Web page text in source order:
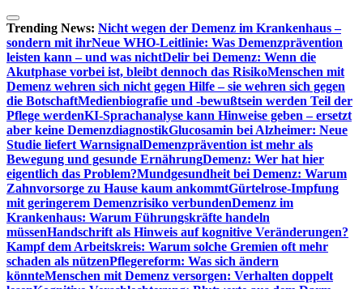
Zum
Inhalt
springen
Trending News: Nicht wegen der Demenz im Krankenhaus –
sondern mit ihrNeue WHO-Leitlinie: Was Demenzprävention
leisten kann – und was nichtDelir bei Demenz: Wenn die
Akutphase vorbei ist, bleibt dennoch das RisikoMenschen mit
Demenz wehren sich nicht gegen Hilfe – sie wehren sich gegen
die BotschaftMedienbiografie und -bewußtsein werden Teil der
Pflege werdenKI-Sprachanalyse kann Hinweise geben – ersetzt
aber keine DemenzdiagnostikGlucosamin bei Alzheimer: Neue
Studie liefert WarnsignalDemenzprävention ist mehr als
Bewegung und gesunde ErnährungDemenz: Wer hat hier
eigentlich das Problem?Mundgesundheit bei Demenz: Warum
Zahnvorsorge zu Hause kaum ankommtGürtelrose-Impfung
mit geringerem Demenzrisiko verbundenDemenz im
Krankenhaus: Warum Führungskräfte handeln
müssenHandschrift als Hinweis auf kognitive Veränderungen?
Kampf dem Arbeitskreis: Warum solche Gremien oft mehr
schaden als nützenPflegereform: Was sich ändern
könnteMenschen mit Demenz versorgen: Verhalten doppelt